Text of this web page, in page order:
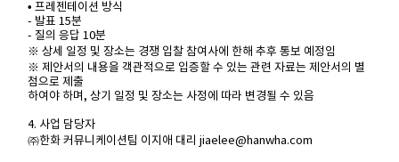
• 프레젠테이션 방식
- 발표 15분
- 질의 응답 10분
※ 상세 일정 및 장소는 경쟁 입찰 참여사에 한해 추후 통보 예정임
※ 제안서의 내용을 객관적으로 입증할 수 있는 관련 자료는 제안서의 별
첨으로 제출
하여야 하며, 상기 일정 및 장소는 사정에 따라 변경될 수 있음
4. 사업 담당자
㈜한화 커뮤니케이션팀 이지애 대리 jiaelee@hanwha.com